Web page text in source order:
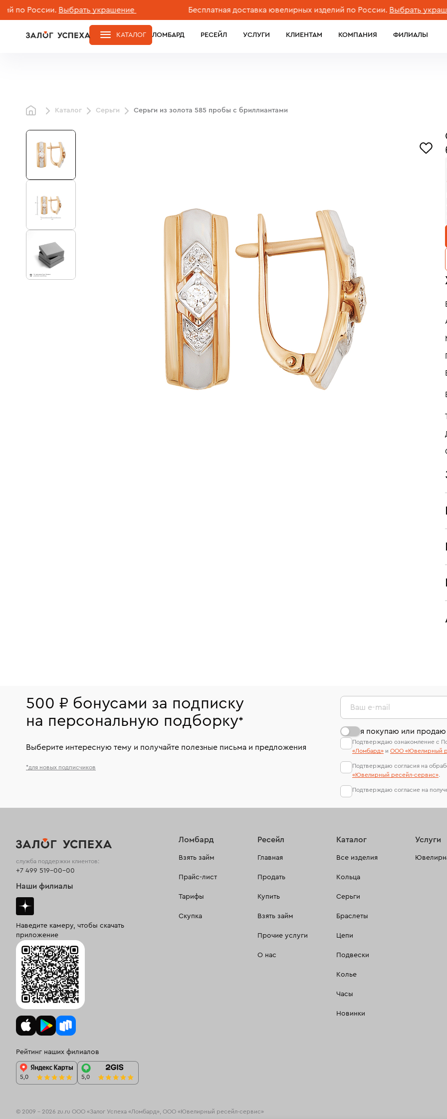
России. Выбрать украшение Бесплатная доставка ювелирных изделий по России. Выбрать украшение
ЛОМБАРД РЕСЕЙЛ УСЛУГИ КЛИЕНТАМ КОМПАНИЯ ФИЛИАЛЫ
КАТАЛОГ
Каталог Серьги Серьги из золота 585 пробы с бриллиантами
500 ₽ бонусами за подписку
на персональную подборку*
Выберите интересную тему и получайте полезные письма и предложения
*для новых подписчиков
Ваш e-mail
я покупаю или
Подтверждаю ознакомление с
«Ломбард» и ООО «Ювелирный
Подтверждаю согласия на
«Ювелирный ресейл-сервиc».
Подтверждаю согласие на
Ломбард
Взять займ
Прайс-лист
Тарифы
Скупка
Ресейл
Главная
Продать
Купить
Взять займ
Прочие услуги
О нас
Каталог
Все изделия
Кольца
Серьги
Браслеты
Цепи
Подвески
Колье
Часы
Новинки
Услуги
служба поддержки клиентов:
+7 499 519-00-00
Наши филиалы
Наведите камеру, чтобы скачать
приложение
Рейтинг наших филиалов
© 2009 – 2026 zu.ru ООО «Залог Успеха «Ломбард», ООО «Ювелирный ресейл-сервис»